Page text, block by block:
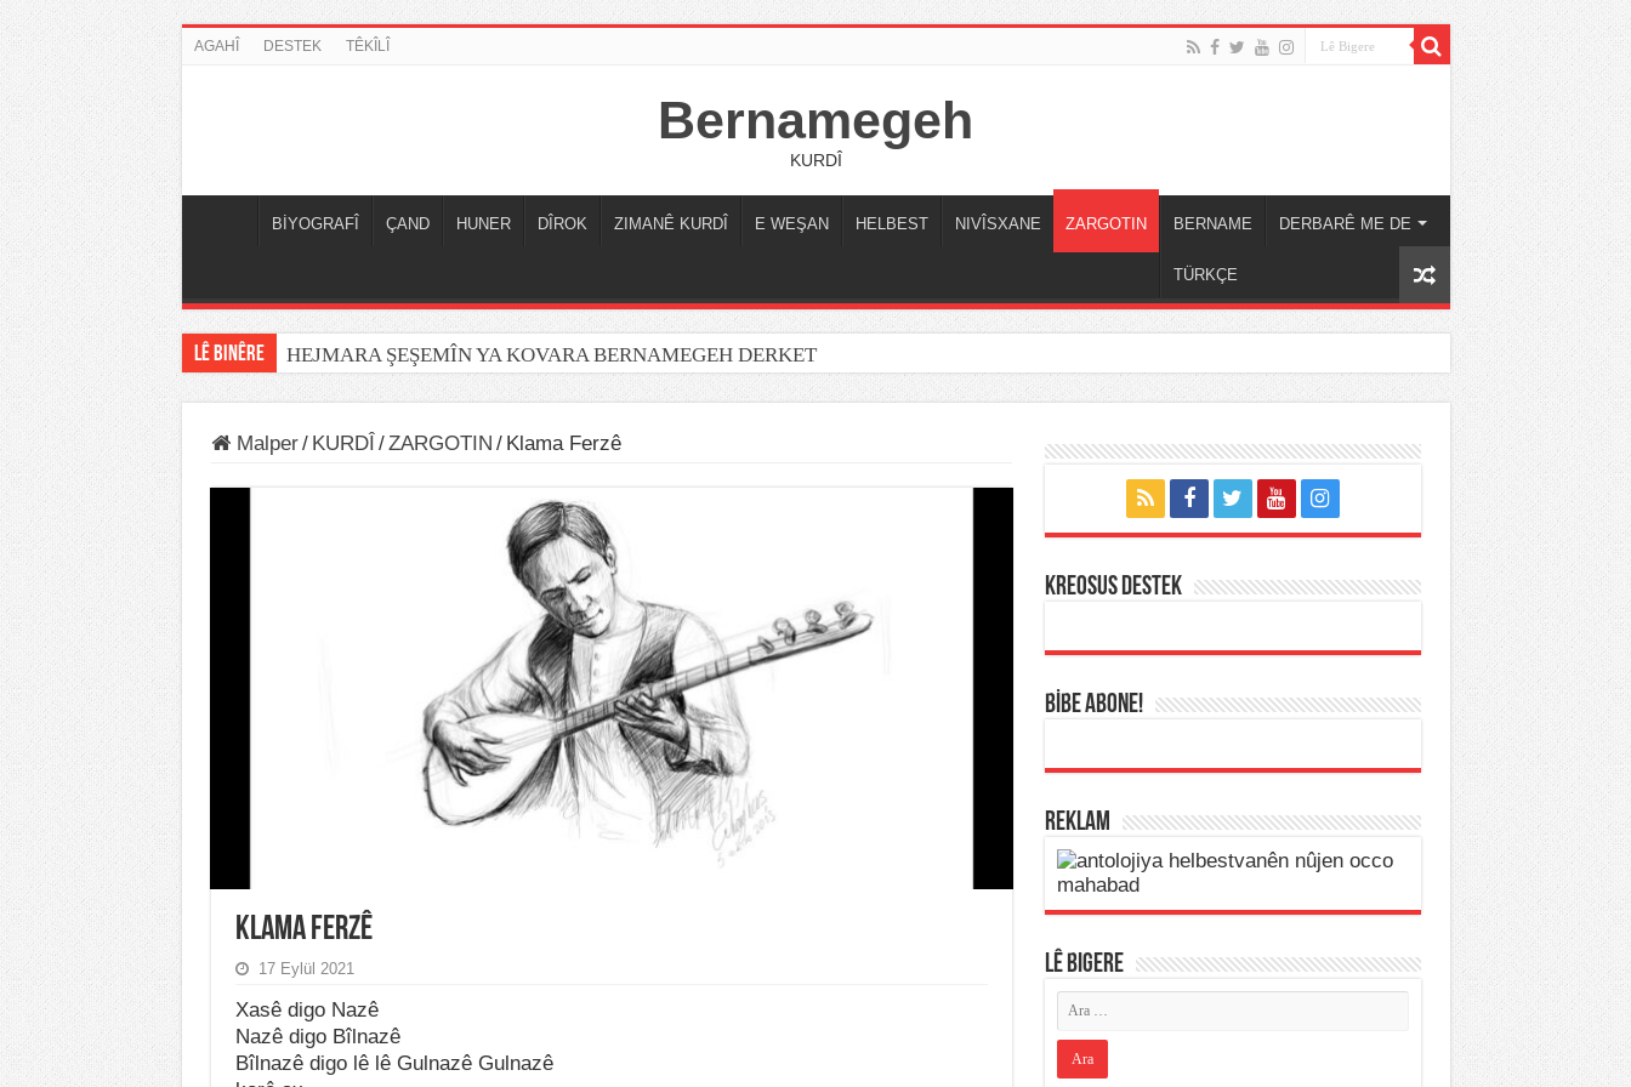
AGAHÎ DESTEK TÊKÎLÎ
Bernamegeh
KURDÎ
BİYOGRAFÎ ÇAND HUNER DÎROK ZIMANÊ KURDÎ E WEŞAN HELBEST NIVÎSXANE ZARGOTIN BERNAME DERBARÊ ME DE
TÜRKÇE
LÊ BINÊRE HEJMARA ŞEŞEMÎN YA KOVARA BERNAMEGEH DERKET
Malper/ KURDÎ /ZARGOTIN / Klama Ferzê
Klama Ferzê
17 Eylül 2021
Xasê digo Nazê
Nazê digo Bîlnazê
Bîlnazê digo lê lê Gulnazê Gulnazê
KREOSUS DESTEK
BİBE ABONE!
REKLAM
LÊ BIGERE